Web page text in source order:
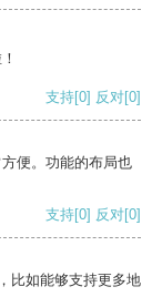
支持[0] 反对[0]
便。功能的布局也
支持[0] 反对[0]
比如能够支持更多地